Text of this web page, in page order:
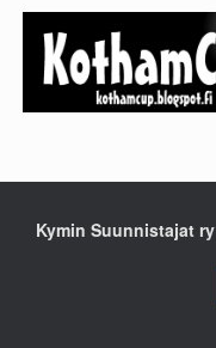
Kymin Suunnistajat ry